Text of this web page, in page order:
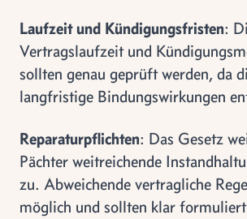
Laufzeit und Kündigungsfristen:
Vertragslaufzeit und
sollten genau geprüft werden, da
langfristige Bindungswirkungen
Reparaturpflichten: Das Gesetz
Pächter weitreichende
zu. Abweichende vertragliche
möglich und sollten klar